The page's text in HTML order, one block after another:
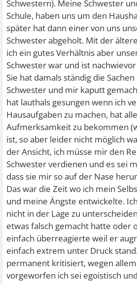
Schwestern). Meine Schwester
Schule, haben uns um den
später hat dann einer von uns
Schwester abgeholt. Mit der
ich ein gutes Verhältnis aber
Schwester war und ist
Sie hat damals ständig die
Schwester und mir kaputt
hat lauthals gesungen wenn ich
Hausaufgaben zu machen, hat
Aufmerksamkeit zu bekommen
ist, so aber leider nicht möglich
der Ansicht, ich müsse mir den
Schwester verdienen und es sei
dass sie mir so auf der Nase
Das war die Zeit wo ich mein
und meine Ängste entwickelte.
nicht in der Lage zu
etwas falsch gemacht hatte oder
einfach überreagierte weil er
einfach extrem unter Druck
permanent kritisiert, wegen
vorgeworfen ich sei egoistisch